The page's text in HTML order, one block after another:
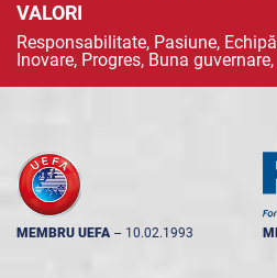
VALORI
Responsabilitate, Pasiune,
Inovare, Progres, Buna
MEMBRU UEFA -- 10.02.1993